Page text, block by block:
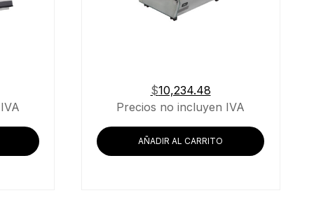
$10,234.48
Precios no incluyen IVA
AÑADIR AL CARRITO